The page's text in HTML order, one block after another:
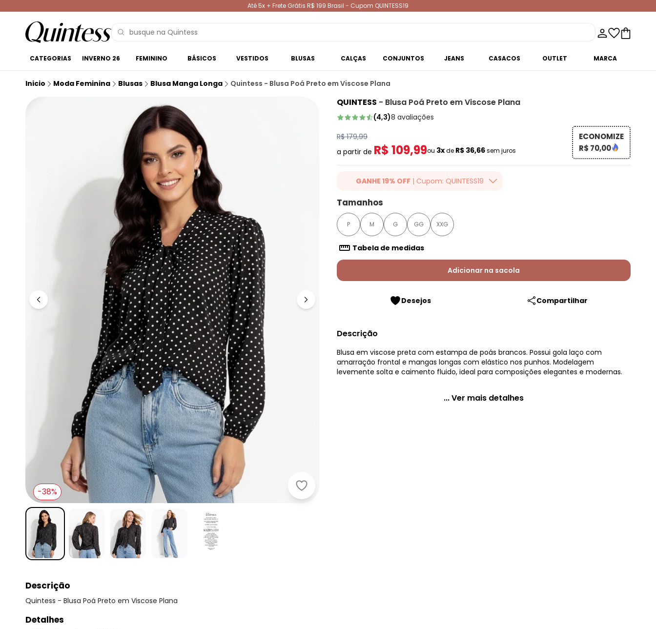
Até 5x + Frete Grátis R$ 199 Brasil - Cupom QUINTESS19
CATEGORIAS INVERNO 26 FEMININO BÁSICOS VESTIDOS BLUSAS CALÇAS CONJUNTOS JEANS CASACOS OUTLET MARCA
Inicio Moda Feminina Blusas Blusa Manga Longa Quintess - Blusa Poá Preto em Viscose Plana
Quintess - Blusa Poá Preto em Viscose Plana
-38%
QUINTESS - Blusa Poá Preto em Viscose Plana
(4,3)8 avaliações
R$ 179,99
a partir de R$ 109,99ou 3xde R$ 36,66sem juros
ECONOMIZE
R$ 70,00
GANHE 19% OFF | Cupom: QUINTESS19
Ganhe 19% OFF Extra em qualquer valor, usando o
cupom: QUINTESS19. Válido para toda loja Quintess,
até 07/08/2026.
Tamanhos
P M G GG XXG
Tabela de medidas
Adicionar na sacola
Desejos Compartilhar
Descrição
Blusa em viscose preta com estampa de poás brancos. Possui gola laço com
amarração frontal e mangas longas com elástico nos punhos. Modelagem
levemente solta e caimento fluido, ideal para composições elegantes e modernas.
... Ver mais detalhes
Descrição
Quintess - Blusa Poá Preto em Viscose Plana
Detalhes